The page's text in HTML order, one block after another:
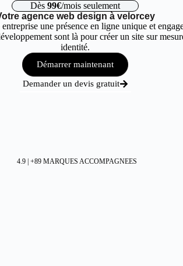
Dès 99€/mois seulement
agence web design à velorcey
une présence en ligne unique et
sont là pour créer un site sur
identité.
Démarrer maintenant
Demander un devis gratuit
4.9 | +89 MARQUES ACCOMPAGNEES